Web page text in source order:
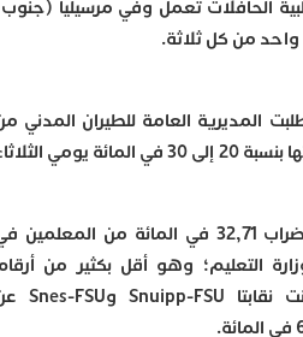
تعمل وفي مرسيليا (جنوب)
ثلاثة.
العامة للطيران المدني من
الشركات خفض جدول رحلاتها بنسبة 20 إلى 30 في المائة يومي الثلاثاء
يوم التعبئة هذا أدى إلى إضراب 32,71 في المائة من المعلمين في
وهو أقل بكثير من أرقام
النقابات. من جانبهما، أعلنت نقابتا Snuipp-FSU وSnes-FSU عن